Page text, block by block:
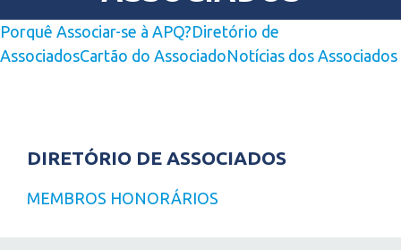
Porquê Associar-se à APQ?Diretório de
AssociadosCartão do AssociadoNotícias dos Associados
DIRETÓRIO DE ASSOCIADOS
MEMBROS HONORÁRIOS